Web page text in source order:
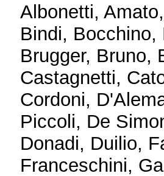
Albonetti,
Bindi,
Brugger, Bruno,
Castagnetti,
Cordoni,
Piccoli, De
Donadi, Duilio,
Franceschini,